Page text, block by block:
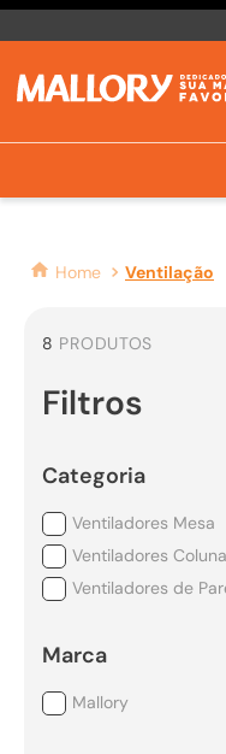
Ventilação
8 PRODUTOS
Filtros
Categoria
Ventiladores Mesa
Ventiladores Coluna
Ventiladores de
Marca
Mallory